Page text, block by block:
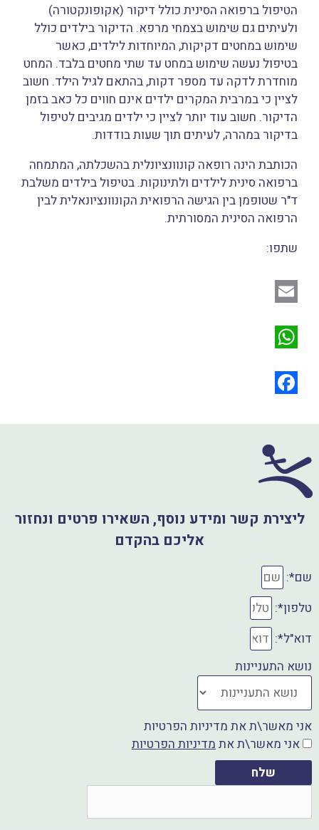
הטיפול ברפואה הסינית כולל דיקור (אקופונקטורה)
ולעיתים גם שימוש בצמחי מרפא. הדיקור בילדים כולל
שימוש במחטים דקיקות, המיוחדות לילדים, כאשר
בטיפול נעשה שימוש במחט עד שתי מחטים בלבד. המחט
מוחדרת לדקה עד מספר דקות, בהתאם לגיל הילד. חשוב
לציין כי במרבית המקרים ילדים אינם חווים כל כאב בזמן
הדיקור. חשוב עוד יותר לציין כי ילדים מגיבים לטיפול
בדיקור במהרה, לעיתים תוך שעות בודדות.
הכותבת הינה רופאה קונוונציונלית בהשכלתה, המתמחה
ברפואה סינית לילדים ולתינוקות. בטיפול בילדים משלבת
ד"ר שטופמן בין הגישה הרפואית הקונוונציונאלית לבין
הרפואה הסינית המסורתית.
שתפו:
m
h
t
A
p
a
e
o
ליצירת קשר ומידע נוסף, השאירו פרטים ונחזור
אליכם בהקדם
שם*:
טלפון*:
דוא"ל*:
נושא התעניינות
אני מאשר\ת את מדיניות הפרטיות
אני מאשר\ת אתמדיניות הפרטיות
שלח